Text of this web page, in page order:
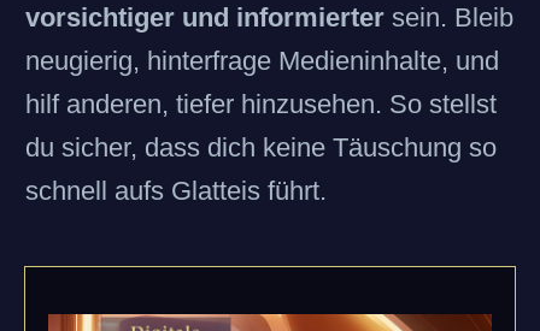
vorsichtiger und informierter sein. Bleib
neugierig, hinterfrage Medieninhalte, und
hilf anderen, tiefer hinzusehen. So stellst
du sicher, dass dich keine Täuschung so
schnell aufs Glatteis führt.